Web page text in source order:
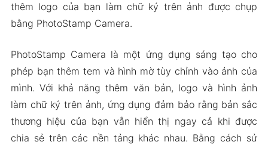
thêm logo của bạn làm chữ ký trên ảnh được chụp
bằng PhotoStamp Camera.
PhotoStamp Camera là một ứng dụng sáng tạo cho
phép bạn thêm tem và hình mờ tùy chỉnh vào ảnh của
mình. Với khả năng thêm văn bản, logo và hình ảnh
làm chữ ký trên ảnh, ứng dụng đảm bảo rằng bản sắc
thương hiệu của bạn vẫn hiển thị ngay cả khi được
chia sẻ trên các nền tảng khác nhau. Bằng cách sử